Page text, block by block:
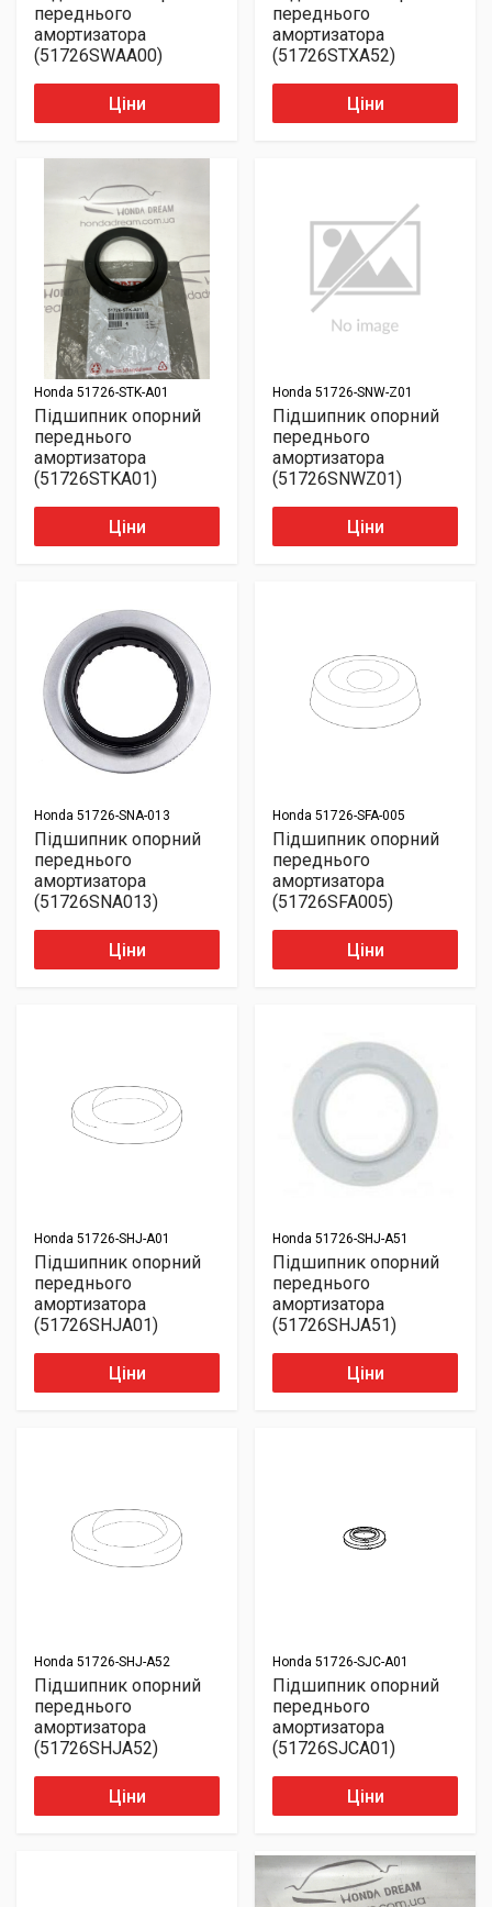
переднього
амортизатора
(51726SWAA00)
Ціни
переднього
амортизатора
(51726STXA52)
Ціни
Honda 51726-STK-A01
Підшипник опорний
переднього
амортизатора
(51726STKA01)
Ціни
Honda 51726-SNW-Z01
Підшипник опорний
переднього
амортизатора
(51726SNWZ01)
Ціни
Honda 51726-SNA-013
Підшипник опорний
переднього
амортизатора
(51726SNA013)
Ціни
Honda 51726-SFA-005
Підшипник опорний
переднього
амортизатора
(51726SFA005)
Ціни
Honda 51726-SHJ-A01
Підшипник опорний
переднього
амортизатора
(51726SHJA01)
Ціни
Honda 51726-SHJ-A51
Підшипник опорний
переднього
амортизатора
(51726SHJA51)
Ціни
Honda 51726-SHJ-A52
Підшипник опорний
переднього
амортизатора
(51726SHJA52)
Ціни
Honda 51726-SJC-A01
Підшипник опорний
переднього
амортизатора
(51726SJCA01)
Ціни